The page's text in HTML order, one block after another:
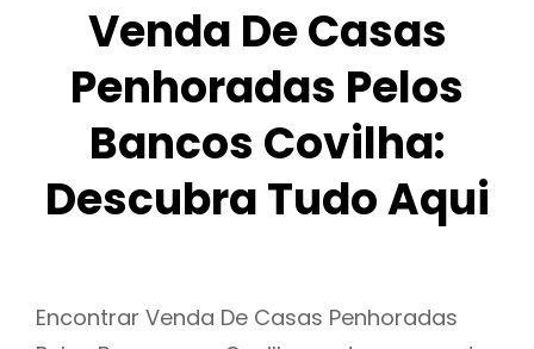
Venda De Casas
Penhoradas Pelos
Bancos Covilha:
Descubra Tudo Aqui
Encontrar Venda De Casas Penhoradas